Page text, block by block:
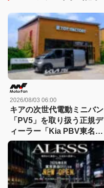
2026/08/03 06:00
キアの次世代電動ミニバン
「PV5」を取り扱う正規デ
ィーラー「Kia PBV東名横
浜」が南町田グランベリー
パーク内にオープン！